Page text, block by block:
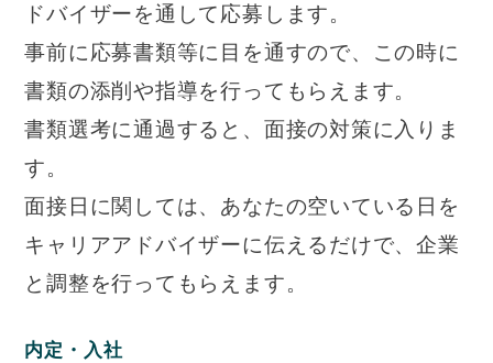
ドバイザーを通して応募します。
事前に応募書類等に目を通すので、この時に
書類の添削や指導を行ってもらえます。
書類選考に通過すると、面接の対策に入りま
す。
面接日に関しては、あなたの空いている日を
キャリアアドバイザーに伝えるだけで、企業
と調整を行ってもらえます。
内定・入社